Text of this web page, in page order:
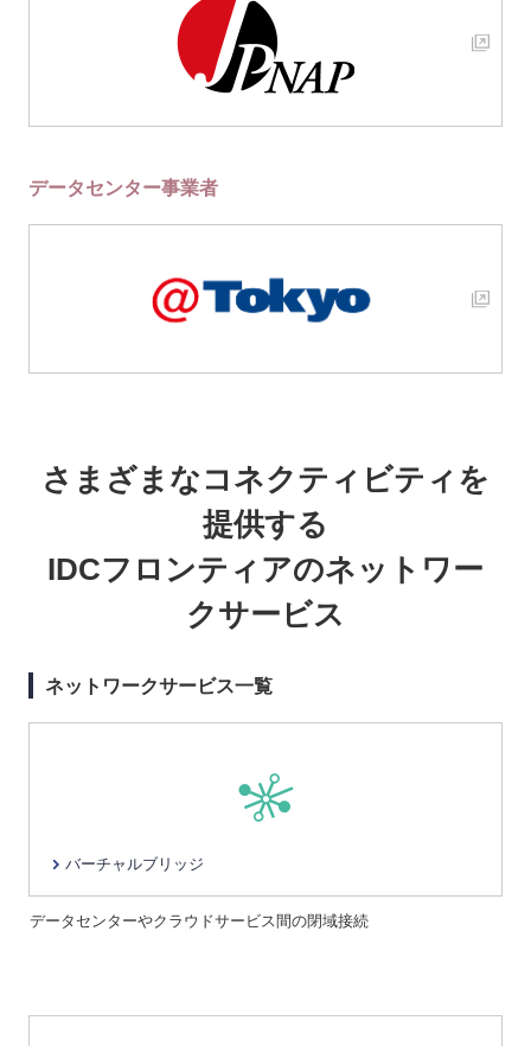
データセンター事業者
さまざまなコネクティビティを
提供する
IDCフロンティアのネットワー
クサービス
ネットワークサービス一覧
バーチャルブリッジ
データセンターやクラウドサービス間の閉域接続